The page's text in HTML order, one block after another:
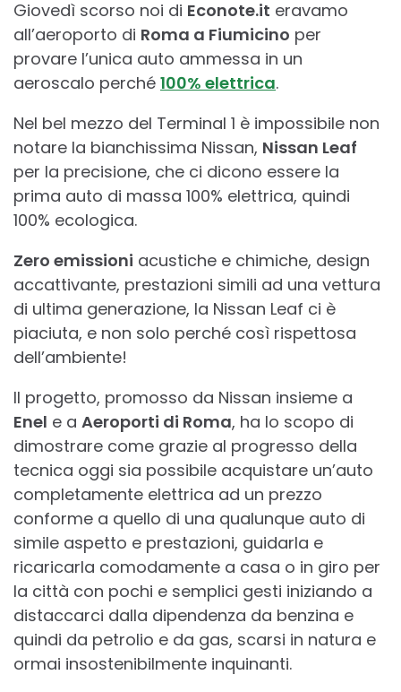
Giovedì scorso noi di Econote.it eravamo
all’aeroporto di Roma a Fiumicino per
provare l’unica auto ammessa in un
aeroscalo perché 100% elettrica.
Nel bel mezzo del Terminal 1 è impossibile non
notare la bianchissima Nissan, Nissan Leaf
per la precisione, che ci dicono essere la
prima auto di massa 100% elettrica, quindi
100% ecologica.
Zero emissioni acustiche e chimiche, design
accattivante, prestazioni simili ad una vettura
di ultima generazione, la Nissan Leaf ci è
piaciuta, e non solo perché così rispettosa
dell’ambiente!
Il progetto, promosso da Nissan insieme a
Enel e a Aeroporti di Roma, ha lo scopo di
dimostrare come grazie al progresso della
tecnica oggi sia possibile acquistare un’auto
completamente elettrica ad un prezzo
conforme a quello di una qualunque auto di
simile aspetto e prestazioni, guidarla e
ricaricarla comodamente a casa o in giro per
la città con pochi e semplici gesti iniziando a
distaccarci dalla dipendenza da benzina e
quindi da petrolio e da gas, scarsi in natura e
ormai insostenibilmente inquinanti.